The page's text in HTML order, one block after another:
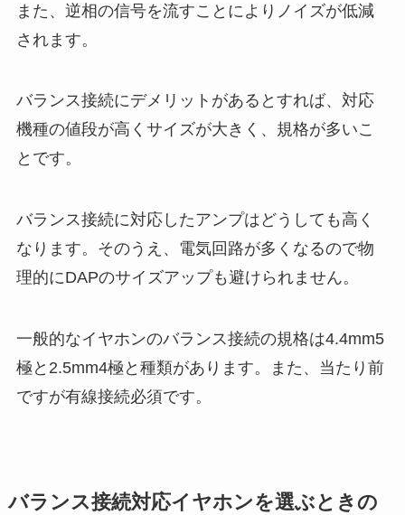
また、逆相の信号を流すことによりノイズが低減
されます。
バランス接続にデメリットがあるとすれば、対応
機種の値段が高くサイズが大きく、規格が多いこ
とです。
バランス接続に対応したアンプはどうしても高く
なります。そのうえ、電気回路が多くなるので物
理的にDAPのサイズアップも避けられません。
一般的なイヤホンのバランス接続の規格は4.4mm5
極と2.5mm4極と種類があります。また、当たり前
ですが有線接続必須です。
バランス接続対応イヤホンを選ぶときの